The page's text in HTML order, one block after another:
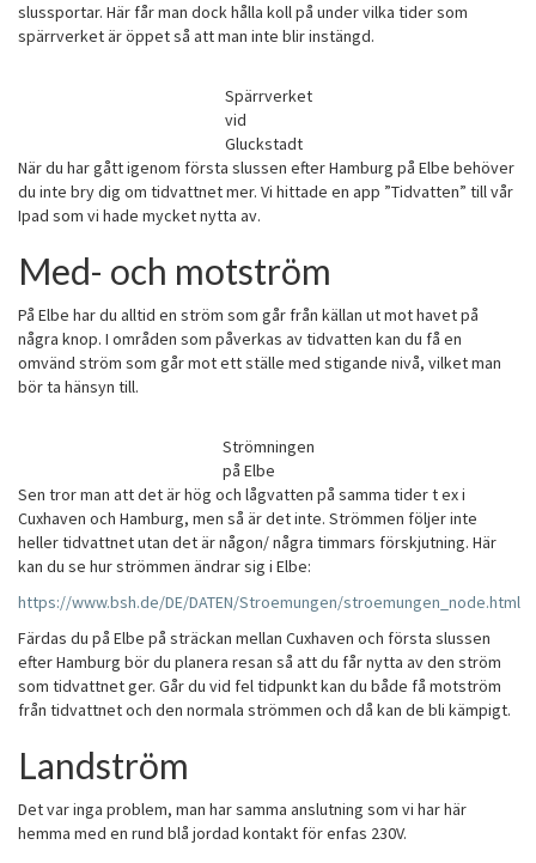
slussportar. Här får man dock hålla koll på under vilka tider som
spärrverket är öppet så att man inte blir instängd.
Spärrverket
vid
Gluckstadt
När du har gått igenom första slussen efter Hamburg på Elbe behöver
du inte bry dig om tidvattnet mer. Vi hittade en app ”Tidvatten” till vår
Ipad som vi hade mycket nytta av.
Med- och motström
På Elbe har du alltid en ström som går från källan ut mot havet på
några knop. I områden som påverkas av tidvatten kan du få en
omvänd ström som går mot ett ställe med stigande nivå, vilket man
bör ta hänsyn till.
Strömningen
på Elbe
Sen tror man att det är hög och lågvatten på samma tider t ex i
Cuxhaven och Hamburg, men så är det inte. Strömmen följer inte
heller tidvattnet utan det är någon/ några timmars förskjutning. Här
kan du se hur strömmen ändrar sig i Elbe:
https://www.bsh.de/DE/DATEN/Stroemungen/stroemungen_node.html
Färdas du på Elbe på sträckan mellan Cuxhaven och första slussen
efter Hamburg bör du planera resan så att du får nytta av den ström
som tidvattnet ger. Går du vid fel tidpunkt kan du både få motström
från tidvattnet och den normala strömmen och då kan de bli kämpigt.
Landström
Det var inga problem, man har samma anslutning som vi har här
hemma med en rund blå jordad kontakt för enfas 230V.